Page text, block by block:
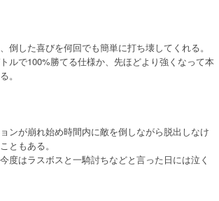
倒した喜びを何回でも簡単に打ち壊してくれる。
ルで100%勝てる仕様か、先ほどより強くなって本
。
ンが崩れ始め時間内に敵を倒しながら脱出しなけ
ともある。
度はラスボスと一騎討ちなどと言った日には泣く